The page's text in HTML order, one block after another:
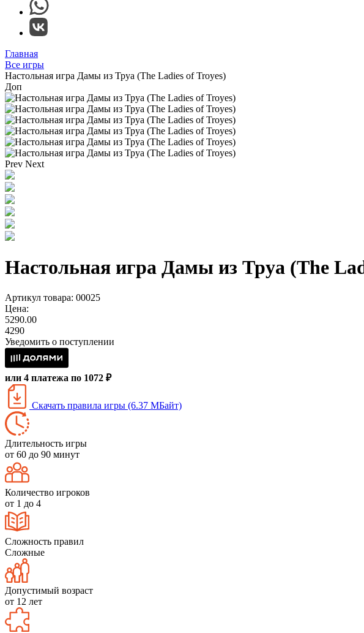
Главная
Все игры
Настольная игра Дамы из Труа (The Ladies of Troyes)
Доп
Prev Next
Настольная игра Дамы из Труа (The
Артикул товара: 00025
Цена:
5290.00
4290
Уведомить о поступлении
или 4 платежа по 1072 ₽
Скачать правила игры (6.37 МБайт)
Длительность игры
от 60 до 90 минут
Количество игроков
от 1 до 4
Сложность правил
Сложные
Допустимый возраст
от 12 лет